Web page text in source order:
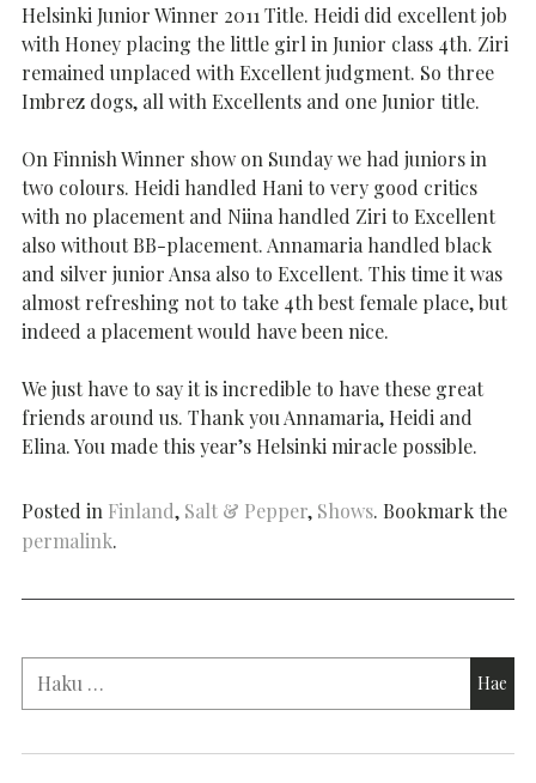
Helsinki Junior Winner 2011 Title. Heidi did excellent job
with Honey placing the little girl in Junior class 4th. Ziri
remained unplaced with Excellent judgment. So three
Imbrez dogs, all with Excellents and one Junior title.
On Finnish Winner show on Sunday we had juniors in
two colours. Heidi handled Hani to very good critics
with no placement and Niina handled Ziri to Excellent
also without BB-placement. Annamaria handled black
and silver junior Ansa also to Excellent. This time it was
almost refreshing not to take 4th best female place, but
indeed a placement would have been nice.
We just have to say it is incredible to have these great
friends around us. Thank you Annamaria, Heidi and
Elina. You made this year’s Helsinki miracle possible.
Posted in Finland, Salt & Pepper, Shows. Bookmark the
permalink.